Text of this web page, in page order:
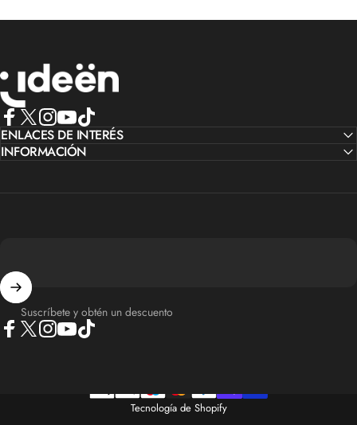
IdeenstoresMX
Facebook
X (Twitter)
Instagram
YouTube
TikTok
ENLACES DE INTERÉS
INFORMACIÓN
Suscríbete y obtén un descuento
Tecnología de Shopify